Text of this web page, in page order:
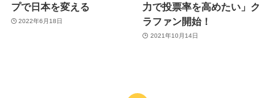
プで日本を変える
2022年6月18日
力で投票率を高めたい」ク
ラファン開始！
2021年10月14日